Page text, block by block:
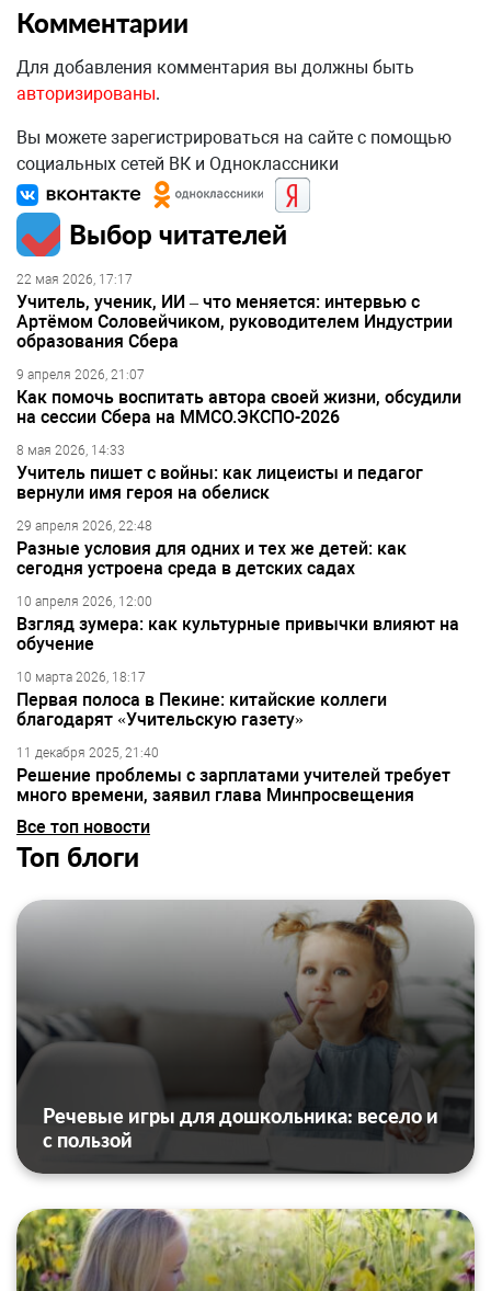
Комментарии
Для добавления комментария вы должны быть
авторизированы.
Вы можете зарегистрироваться на сайте с помощью
социальных сетей ВК и Одноклассники
Выбор читателей
22 мая 2026, 17:17
Учитель, ученик, ИИ – что меняется: интервью с
Артёмом Соловейчиком, руководителем Индустрии
образования Сбера
9 апреля 2026, 21:07
Как помочь воспитать автора своей жизни, обсудили
на сессии Сбера на ММСО.ЭКСПО-2026
8 мая 2026, 14:33
Учитель пишет с войны: как лицеисты и педагог
вернули имя героя на обелиск
29 апреля 2026, 22:48
Разные условия для одних и тех же детей: как
сегодня устроена среда в детских садах
10 апреля 2026, 12:00
Взгляд зумера: как культурные привычки влияют на
обучение
10 марта 2026, 18:17
Первая полоса в Пекине: китайские коллеги
благодарят «Учительскую газету»
11 декабря 2025, 21:40
Решение проблемы с зарплатами учителей требует
много времени, заявил глава Минпросвещения
Все топ новости
Топ блоги
Речевые игры для дошкольника: весело и
с пользой